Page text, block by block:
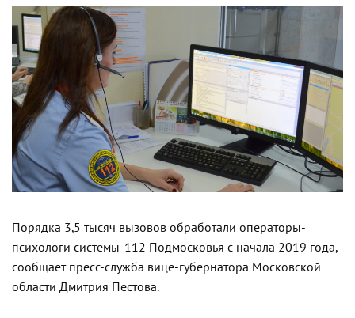
Порядка 3,5 тысяч вызовов обработали операторы-
психологи системы-112 Подмосковья с начала 2019 года,
сообщает пресс-служба вице-губернатора Московской
области Дмитрия Пестова.